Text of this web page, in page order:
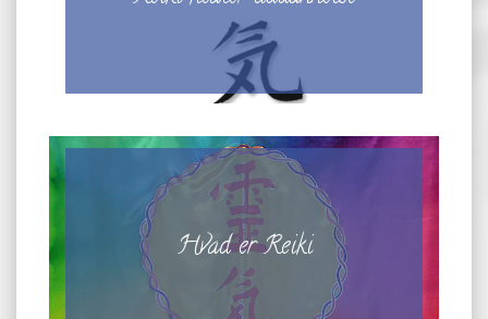
Hvad er Reiki